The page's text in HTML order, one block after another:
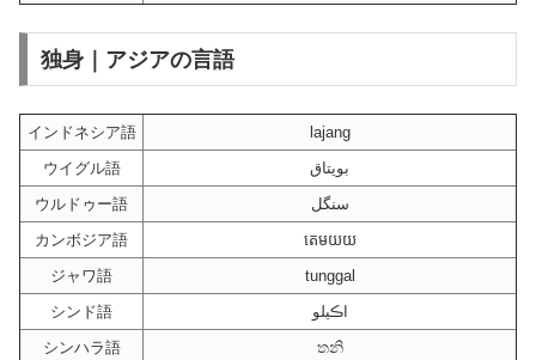
独身｜アジアの言語
インドネシア語
lajang
ウイグル語
بويتاق
ウルドゥー語
سنگل
カンボジア語
តេមយយ
ジャワ語
tunggal
シンド語
اڪيلو
シンハラ語
තනි